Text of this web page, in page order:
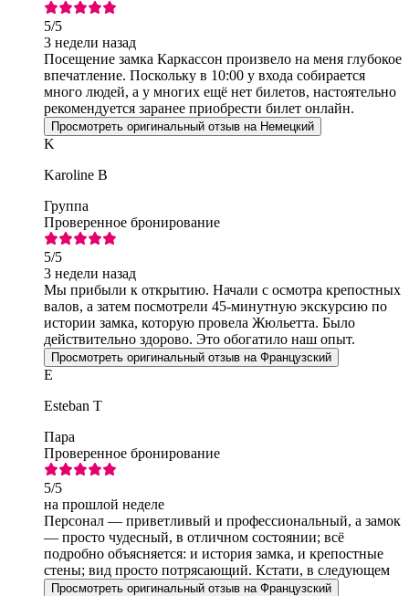
5/5
3 недели назад
Посещение замка Каркассон произвело на меня глубокое
впечатление. Поскольку в 10:00 у входа собирается
много людей, а у многих ещё нет билетов, настоятельно
рекомендуется заранее приобрести билет онлайн.
Просмотреть оригинальный отзыв на Немецкий
K
Karoline B
Группа
Проверенное бронирование
5/5
3 недели назад
Мы прибыли к открытию. Начали с осмотра крепостных
валов, а затем посмотрели 45-минутную экскурсию по
истории замка, которую провела Жюльетта. Было
действительно здорово. Это обогатило наш опыт.
Просмотреть оригинальный отзыв на Французский
E
Esteban T
Пара
Проверенное бронирование
5/5
на прошлой неделе
Персонал — приветливый и профессиональный, а замок
— просто чудесный, в отличном состоянии; всё
подробно объясняется: и история замка, и крепостные
стены; вид просто потрясающий. Кстати, в следующем
году я обязательно туда вернусь.
Просмотреть оригинальный отзыв на Французский